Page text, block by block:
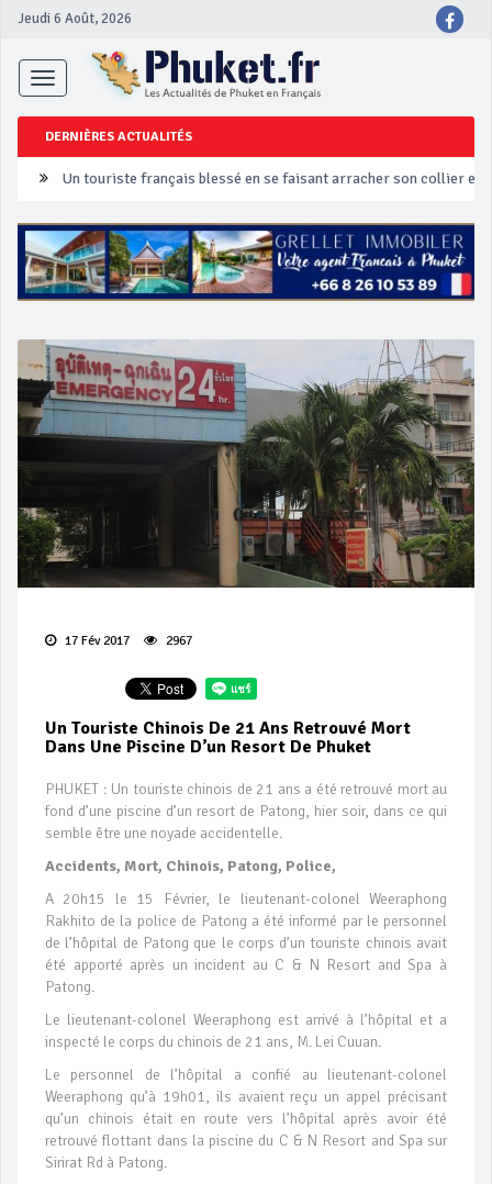
Jeudi 6 Août, 2026
Toggle
navigation
DERNIÈRES ACTUALITÉS
Un touriste français blessé en se faisant arracher son collier en
Phuket Peranakan Festival
‘Phuket Eye’ assurera la sécurité pendant Songkran
Campagne de sécurité routière ‘Seven Days of Danger’ de
17 Fév 2017 2967
Un Touriste Chinois De 21 Ans Retrouvé Mort
Dans Une Piscine D’un Resort De Phuket
PHUKET : Un touriste chinois de 21 ans a été retrouvé mort au
fond d’une piscine d’un resort de Patong, hier soir, dans ce qui
semble être une noyade accidentelle.
Accidents, Mort, Chinois, Patong, Police,
A 20h15 le 15 Février, le lieutenant-colonel Weeraphong
Rakhito de la police de Patong a été informé par le personnel
de l’hôpital de Patong que le corps d’un touriste chinois avait
été apporté après un incident au C & N Resort and Spa à
Patong.
Le lieutenant-colonel Weeraphong est arrivé à l’hôpital et a
inspecté le corps du chinois de 21 ans, M. Lei Cuuan.
Le personnel de l’hôpital a confié au lieutenant-colonel
Weeraphong qu’à 19h01, ils avaient reçu un appel précisant
qu’un chinois était en route vers l’hôpital après avoir été
retrouvé flottant dans la piscine du C & N Resort and Spa sur
Sirirat Rd à Patong.